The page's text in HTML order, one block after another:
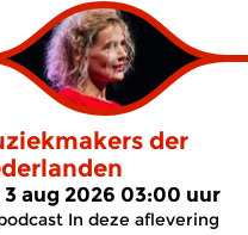
der
3 aug 2026 03:00 uur
In deze aflevering